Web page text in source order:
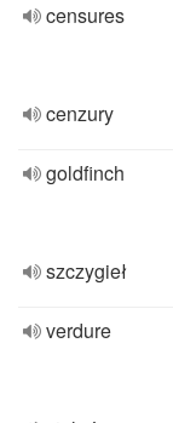
censures
cenzury
goldfinch
szczygieł
verdure